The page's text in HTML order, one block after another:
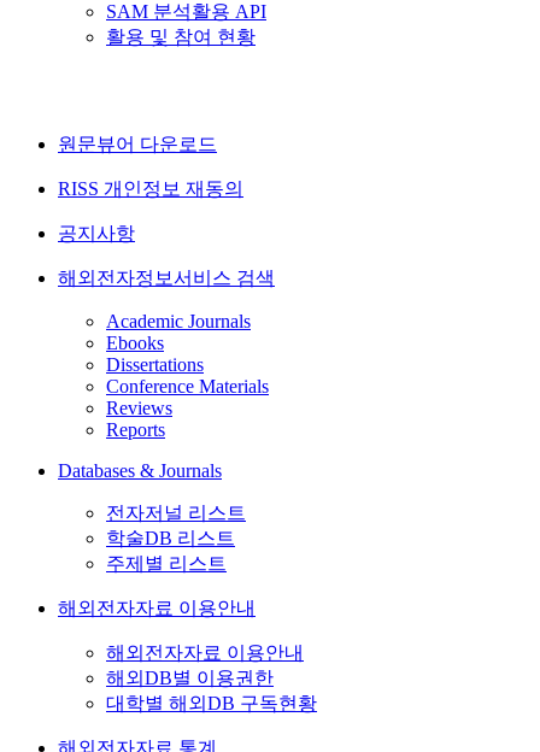
SAM 분석활용 API
활용 및 참여 현황
원문뷰어 다운로드
RISS 개인정보 재동의
공지사항
해외전자정보서비스 검색
Academic Journals
Ebooks
Dissertations
Conference Materials
Reviews
Reports
Databases & Journals
전자저널 리스트
학술DB 리스트
주제별 리스트
해외전자자료 이용안내
해외전자자료 이용안내
해외DB별 이용권한
대학별 해외DB 구독현황
해외전자자료 통계